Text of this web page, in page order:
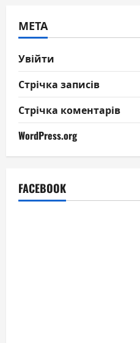
МЕТА
Увійти
Стрічка записів
Стрічка коментарів
WordPress.org
FACEBOOK